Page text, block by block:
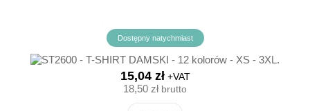
Dostępny natychmiast
15,04 zł+VAT
18,50 złbrutto